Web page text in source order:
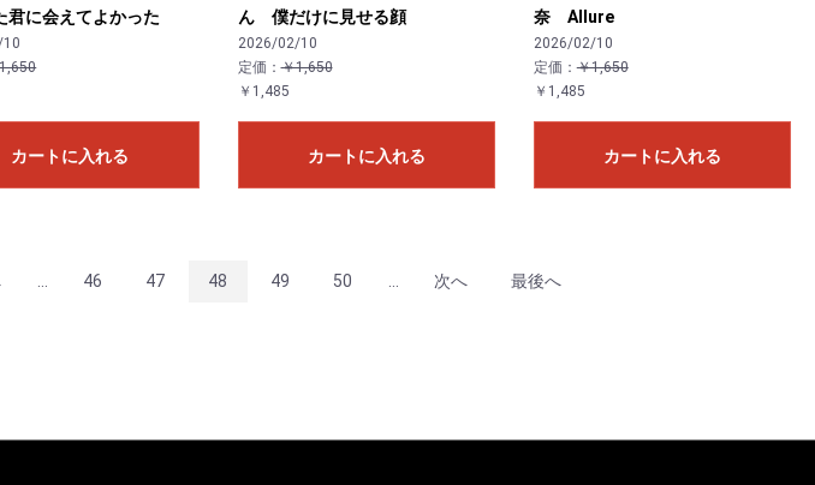
に会えてよかった
カートに入れる
ん 僕だけに見せる顔
2026/02/10
定価：￥1,650
￥1,485
カートに入れる
奈 Allure
2026/02/10
定価：￥1,650
￥1,485
カートに入れる
46 47 48 49 50 次へ 最後へ